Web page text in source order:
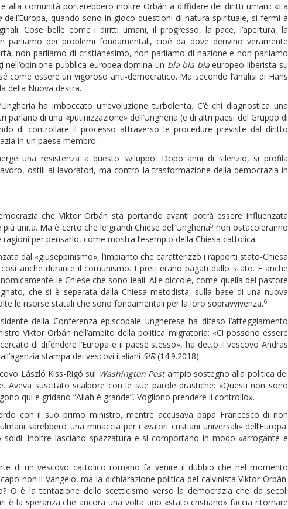
alla comunità porterebbero inoltre Orbán a diffidare dei diritti umani: «La
dell’Europa, quando sono in gioco questioni di natura spirituale, si fermi a
Cose belle come i diritti umani, il progresso, la pace, l’apertura, la
parliamo dei problemi fondamentali, cioè da dove derivino veramente
non parliamo di cristianesimo, non parliamo di nazione e non parliamo
pubblica europea domina un bla bla blaeuropeo-liberista su
come essere un vigoroso anti-democratico. Ma secondo l’analisi di Hans
della Nuova destra.
ha imboccato un’evoluzione turbolenta. C’è chi diagnostica una
di una «putinizzazione» dell’Ungheria (e di altri paesi del Gruppo di
di controllare il processo attraverso le procedure previste dal diritto
in un paese membro.
una resistenza a questo sviluppo. Dopo anni di silenzio, si profila
ostili ai lavoratori, ma contro la trasformazione della democrazia in
che Viktor Orbán sta portando avanti potrà essere influenzata
unita. Ma è certo che le grandi Chiese dell’Ungheria5 non ostacoleranno
per pensarlo, come mostra l’esempio della Chiesa cattolica.
dal «giuseppinismo», l’impianto che caratterizzò i rapporti stato-Chiesa
anche durante il comunismo. I preti erano pagati dallo stato. E anche
le Chiese che sono leali. Alle piccole, come quella del pastore
che si è separata dalla Chiesa metodista, sulla base di una nuova
le risorse statali che sono fondamentali per la loro sopravvivenza.6
della Conferenza episcopale ungherese ha difeso l’atteggiamento
Viktor Orbán nell’ambito della politica migratoria: «Ci possono essere
di difendere l’Europa e il paese stesso», ha detto il vescovo Andras
stampa dei vescovi italiani SIR(14.9.2018).
László Kiss-Rigó sul Washington Postampio sostegno alla politica dei
Aveva suscitato scalpore con le sue parole drastiche: «Questi non sono
qui e gridano “Allah è grande”. Vogliono prendere il controllo».
con il suo primo ministro, mentre accusava papa Francesco di non
sarebbero una minaccia per i «valori cristiani universali» dell’Europa.
Inoltre lasciano spazzatura e si comportano in modo «arrogante e
di un vescovo cattolico romano fa venire il dubbio che nel momento
non il Vangelo, ma la dichiarazione politica del calvinista Viktor Orbán.
O è la tentazione dello scetticismo verso la democrazia che da secoli
è la speranza che ancora una volta uno «stato cristiano» faccia ritornare